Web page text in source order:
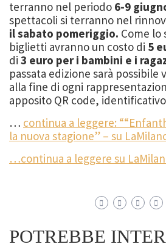
terranno nel periodo 6-9
spettacoli si terranno nel
il sabato pomeriggio. Come lo
biglietti avranno un costo di 5
di 3 euro per i bambini e i
passata edizione sarà
alla fine di ogni
apposito QR code,
… continua a leggere:
la nuova stagione” – su
…continua a leggere su
POTREBBE